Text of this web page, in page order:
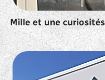
Mille et une curiosités